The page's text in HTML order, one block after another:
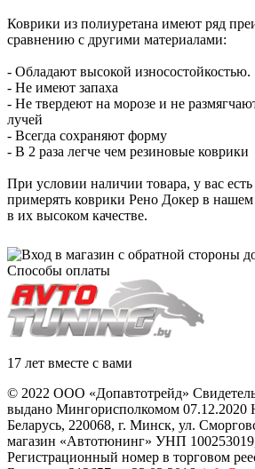
Коврики из полиуретана имеют ряд
сравнению с другими материалами:
- Обладают высокой износостойкостью.
- Не имеют запаха
- Не твердеют на морозе и не
лучей
- Всегда сохраняют форму
- В 2 раза легче чем резиновые коврики
При условии наличии товара, у вас
примерять коврики Рено Докер в нашем
в их высоком качестве.
Способы оплаты
17 лет вместе с вами
© 2022 ООО «Допавтотрейд»
выдано Мингорисполкомом 07.12.2020
Беларусь, 220068, г. Минск, ул.
магазин «Автотюнинг» УНП
Регистрационный номер в торговом